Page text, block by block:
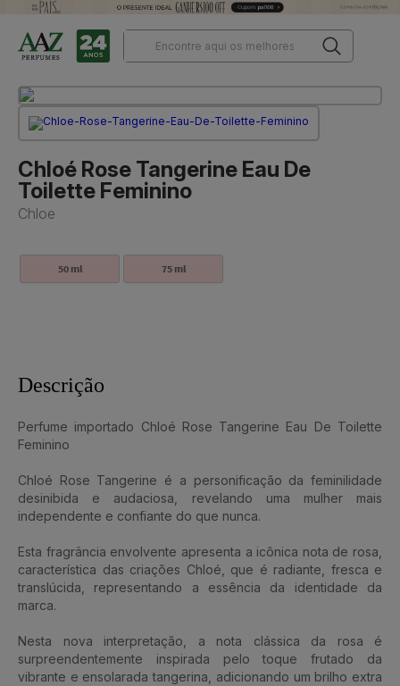
Chloé Rose Tangerine Eau De
Toilette Feminino
Chloe
50 ml 75 ml
Descrição
Perfume importado Chloé Rose Tangerine Eau De Toilette
Feminino
Chloé Rose Tangerine é a personificação da feminilidade
desinibida e audaciosa, revelando uma mulher mais
independente e confiante do que nunca.
Esta fragrância envolvente apresenta a icônica nota de rosa,
característica das criações Chloé, que é radiante, fresca e
translúcida, representando a essência da identidade da
marca.
Nesta nova interpretação, a nota clássica da rosa é
surpreendentemente inspirada pelo toque frutado da
vibrante e ensolarada tangerina, adicionando um brilho extra